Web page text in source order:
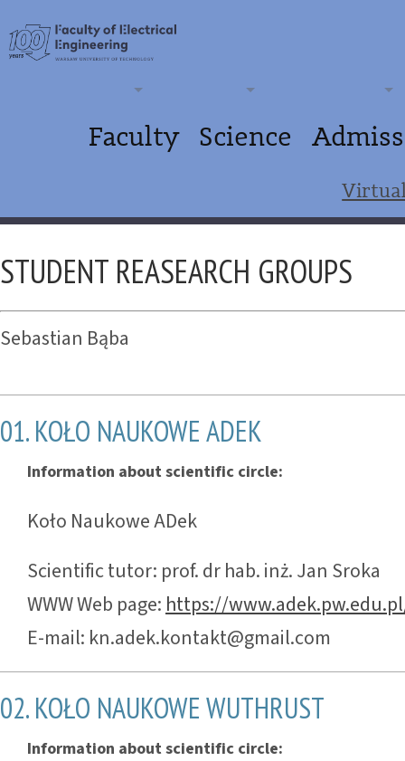
Faculty Science
STUDENT REASEARCH GROUPS
Sebastian Bąba
01. KOŁO NAUKOWE ADEK
Information about scientific circle:
Koło Naukowe ADek
Scientific tutor: prof. dr hab. inż. Jan Sroka
WWW Web page: https://
E-mail: kn.adek.kontakt@gmail.com
02. KOŁO NAUKOWE WUTHRUST
Information about scientific circle: